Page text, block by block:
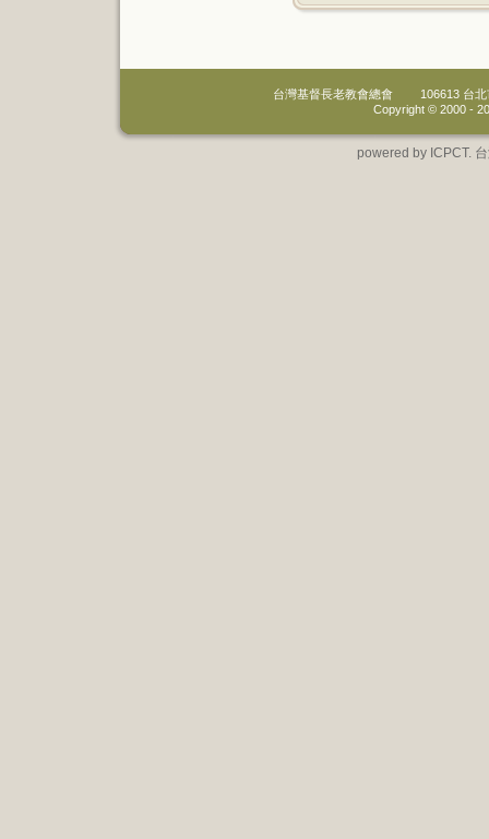
台灣基督長老教會總會
106613 台
Copyright © 2000 -
powered by ICPCT.